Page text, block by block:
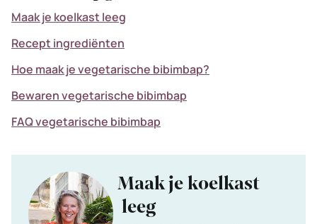
Maak je koelkast leeg
Recept ingrediënten
Hoe maak je vegetarische bibimbap?
Bewaren vegetarische bibimbap
FAQ vegetarische bibimbap
Maak je koelkast
leeg